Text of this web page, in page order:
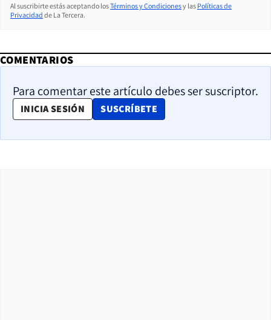
Al suscribirte estás aceptando losTérminos y Condicionesy las Políticas de
Privacidad de La Tercera.
COMENTARIOS
Para comentar este artículo debes ser suscriptor.
INICIA SESIÓN SUSCRÍBETE
OPENS IN NEW WINDOW